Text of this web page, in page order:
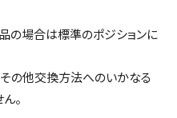
の場合は標準のポジションに
その他交換方法へのいかなる
。